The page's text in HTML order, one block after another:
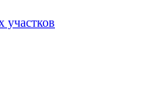
участков